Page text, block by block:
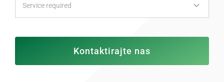
Kontaktirajte nas